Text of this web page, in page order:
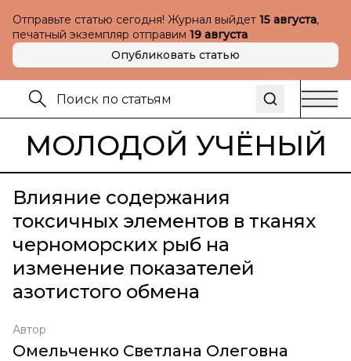
Отправьте статью сегодня! Журнал выйдет 15 августа,
печатный экземпляр отправим 19 августа
Опубликовать статью
МОЛОДОЙ УЧЁНЫЙ
Влияние содержания
токсичных элементов в тканях
черноморских рыб на
изменение показателей
азотистого обмена
Автор
Омельченко Светлана Олеговна